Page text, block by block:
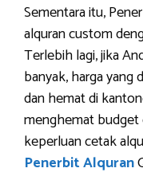
Sementara itu,
alquran custom
Terlebih lagi, jika
banyak, harga yang
dan hemat di
menghemat budget
keperluan cetak
Penerbit Alquran